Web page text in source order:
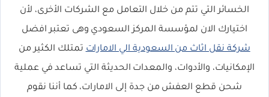
الخسائر التي تتم من خلال التعامل مع الشركات الأخرى، لأن
اختيارك الان لمؤسسة المركز السعودي وهى تعتبر افضل
شركة نقل اثاث من السعودية الي الاماراتتمتلك الكثير من
الإمكانيات، والأدوات، والمعدات الحديثة التي تساعد في عملية
شحن قطع العفش من جدة إلى الامارات، كما أننا نقوم